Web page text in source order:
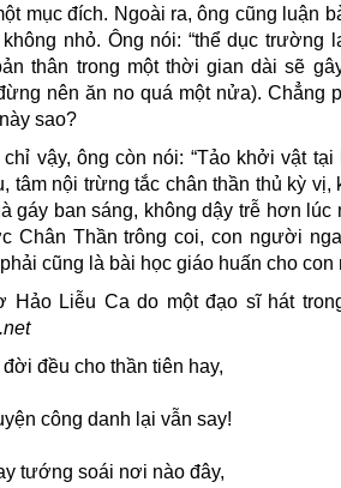
mục đích. Ngoài ra, ông cũng luận
nhỏ. Ông nói: “thể dục trường
thân trong một thời gian dài sẽ
nên ăn no quá một nửa). Chẳng
sao?
chỉ vậy, ông còn nói: “Tảo khởi vật
tâm nội trừng tắc chân thần thủ kỳ
gáy ban sáng, không dậy trễ hơn lúc
Chân Thần trông coi, con người
cũng là bài học giáo huấn cho
Hảo Liễu Ca do một đạo sĩ hát
đều cho thần tiên hay,
công danh lại vẫn say!
tướng soái nơi nào đây,